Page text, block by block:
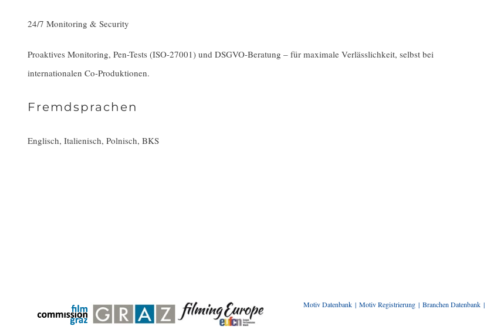
24/7 Monitoring & Security
Proaktives Monitoring, Pen-Tests (ISO-27001) und DSGVO-Beratung – für maximale Verlässlichkeit, selbst bei
internationalen Co-Produktionen.
Fremdsprachen
Englisch, Italienisch, Polnisch, BKS
Motiv Datenbank Motiv Registrierung Branchen Datenbank